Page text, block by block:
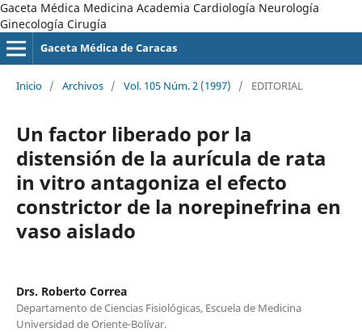
Gaceta Médica Medicina Academia Cardiología Neurología
Ginecología Cirugía
Gaceta Médica de Caracas
Inicio / Archivos / Vol. 105 Núm. 2 (1997) / EDITORIAL
Un factor liberado por la
distensión de la aurícula de rata
in vitro antagoniza el efecto
constrictor de la norepinefrina en
vaso aislado
Drs. Roberto Correa
Departamento de Ciencias Fisiológicas, Escuela de Medicina
Universidad de Oriente-Bolívar.